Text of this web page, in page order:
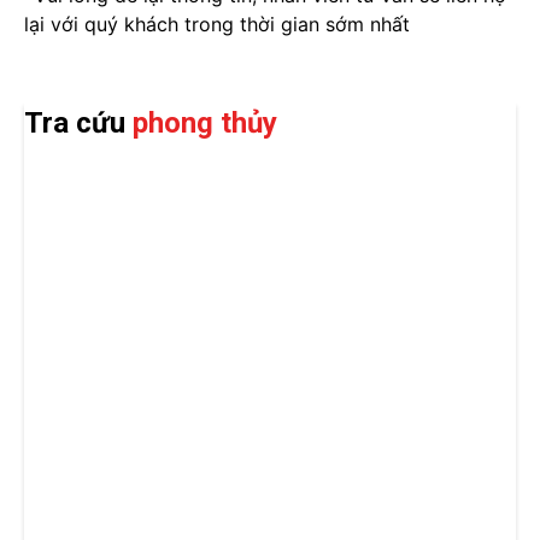
lại với quý khách trong thời gian sớm nhất
Tra cứu phong thủy